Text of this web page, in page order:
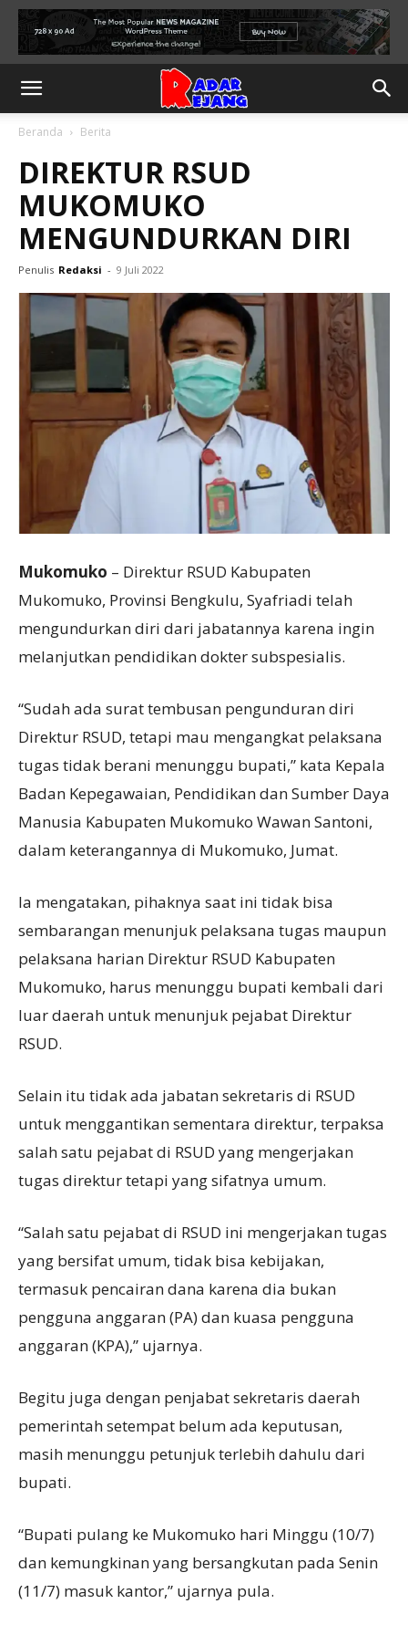
Beranda Berita
DIREKTUR RSUD
MUKOMUKO
MENGUNDURKAN DIRI
Penulis Redaksi - 9 Juli 2022
Mukomuko – Direktur RSUD Kabupaten
Mukomuko, Provinsi Bengkulu, Syafriadi telah
mengundurkan diri dari jabatannya karena ingin
melanjutkan pendidikan dokter subspesialis.
“Sudah ada surat tembusan pengunduran diri
Direktur RSUD, tetapi mau mengangkat pelaksana
tugas tidak berani menunggu bupati,” kata Kepala
Badan Kepegawaian, Pendidikan dan Sumber Daya
Manusia Kabupaten Mukomuko Wawan Santoni,
dalam keterangannya di Mukomuko, Jumat.
Ia mengatakan, pihaknya saat ini tidak bisa
sembarangan menunjuk pelaksana tugas maupun
pelaksana harian Direktur RSUD Kabupaten
Mukomuko, harus menunggu bupati kembali dari
luar daerah untuk menunjuk pejabat Direktur
RSUD.
Selain itu tidak ada jabatan sekretaris di RSUD
untuk menggantikan sementara direktur, terpaksa
salah satu pejabat di RSUD yang mengerjakan
tugas direktur tetapi yang sifatnya umum.
“Salah satu pejabat di RSUD ini mengerjakan tugas
yang bersifat umum, tidak bisa kebijakan,
termasuk pencairan dana karena dia bukan
pengguna anggaran (PA) dan kuasa pengguna
anggaran (KPA),” ujarnya.
Begitu juga dengan penjabat sekretaris daerah
pemerintah setempat belum ada keputusan,
masih menunggu petunjuk terlebih dahulu dari
bupati.
“Bupati pulang ke Mukomuko hari Minggu (10/7)
dan kemungkinan yang bersangkutan pada Senin
(11/7) masuk kantor,” ujarnya pula.